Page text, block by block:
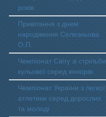
років.
Привітання з днем
народження Селезньова
О.П.
Чемпіонат Світу зі стрільби
кульової серед юніорів.
Чемпіонат України з легкої
атлетики серед дорослих
та молоді